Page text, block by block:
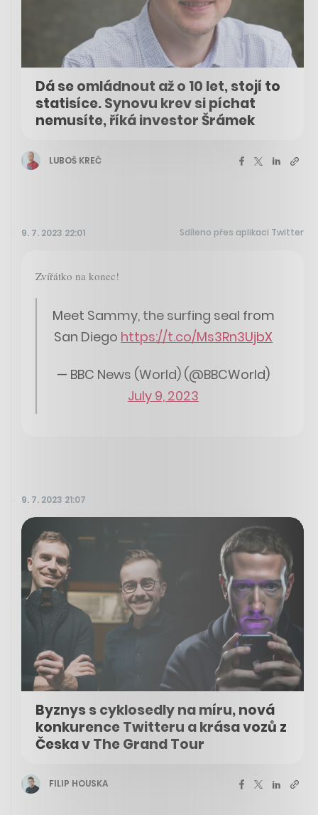
Dá se omládnout až o 10 let, stojí to
statisíce. Synovu krev si píchat
nemusíte, říká investor Šrámek
LUBOŠ KREČ
9. 7. 2023 22:01 Sdíleno přes aplikaci Twitter
Zvířátko na konec!
Meet Sammy, the surfing seal from
San Diego https://t.co/Ms3Rn3UjbX
— BBC News (World) (@BBCWorld)
July 9, 2023
9. 7. 2023 21:07
Byznys s cyklosedly na míru, nová
konkurence Twitteru a krása vozů z
Česka v The Grand Tour
FILIP HOUSKA